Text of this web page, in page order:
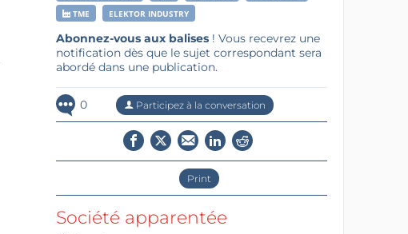
TME
ELEKTOR INDUSTRY
Abonnez-vous aux balises! Vous recevrez une
notification dès que le sujet correspondant sera
abordé dans une publication.
0 Participez à la conversation
Print
Société apparentée